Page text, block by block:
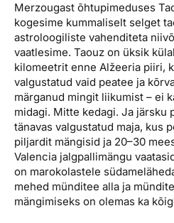
Merzougast õhtupimeduses
kogesime kummaliselt selget
astroloogiliste vahenditeta
vaatlesime. Taouz on üksik
kilomeetrit enne Alžeeria piiri,
valgustatud vaid peatee ja
märganud mingit liikumist – ei
midagi. Mitte kedagi. Ja
tänavas valgustatud maja, kus
piljardit mängisid ja 20–30
Valencia jalgpallimängu
on marokolastele
mehed münditee alla ja
mängimiseks on olemas ka